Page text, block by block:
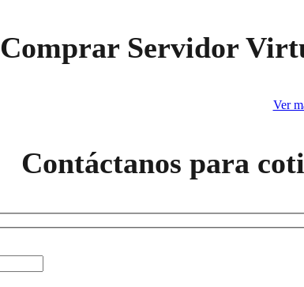
Comprar Servidor
Ver
Contáctanos para